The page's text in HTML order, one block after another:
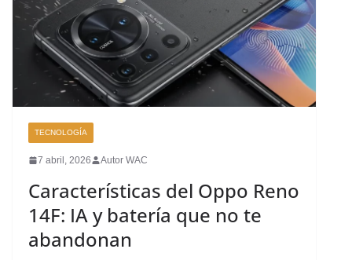
TECNOLOGÍA
7 abril, 2026 Autor WAC
Características del Oppo Reno
14F: IA y batería que no te
abandonan